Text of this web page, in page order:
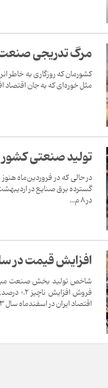
مرگ تدریجی صنعت
کشورمان که روزگاری به خاطر
مثل خوره‌ای که به جان اقتصاد
تولید صنعتی
گسترده برق صنایع در
در 8 م...
افزایش قیمت در
فروش
اقتصاد ایران در اسفندماه سال ۱۴۰۳،...